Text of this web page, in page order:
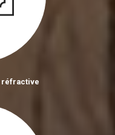
réfractive